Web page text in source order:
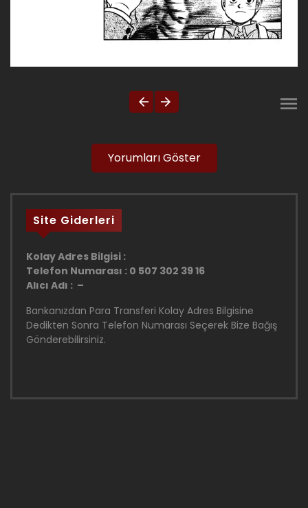
Yorumları Göster
Site Giderleri
Kolay Adres Bilgisi :
Telefon Numarası : 0 507 302 39 16
Alıcı Adı : –
Bankanızdan Para Transferi Kolay Adres Bilgisine
Dedikten Sonra Telefon Numarası Seçerek Bize Bağış
Gönderebilirsiniz.